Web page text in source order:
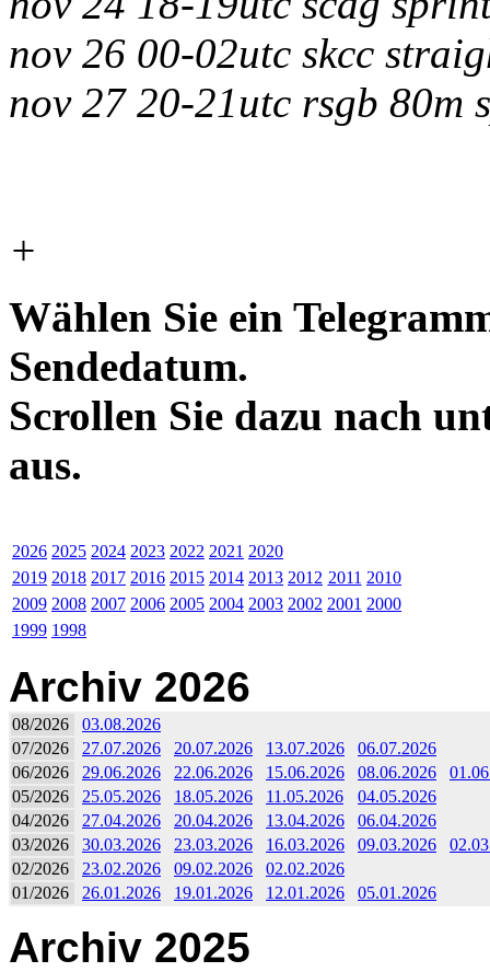
nov 26 00-02utc skcc
nov 27 20-21utc rsgb
+
Wählen Sie ein
Sendedatum.
Scrollen Sie dazu nach
aus.
2026 2025 2024 2023 2022 2021 2020
2019 2018 2017 2016 2015 2014 2013 2012 2011 2010
2009 2008 2007 2006 2005 2004 2003 2002 2001 2000
1999 1998
Archiv 2026
08/2026
03.08.2026
07/2026
27.07.2026 20.07.2026 13.07.2026
06.07.2026
06/2026
29.06.2026 22.06.2026 15.06.2026 08.06.2026
05/2026
25.05.2026 18.05.2026 11.05.2026
04.05.2026
04/2026
27.04.2026 20.04.2026 13.04.2026
06.04.2026
03/2026
30.03.2026 23.03.2026 16.03.2026 09.03.2026
02/2026
23.02.2026 09.02.2026
02.02.2026
01/2026
26.01.2026 19.01.2026 12.01.2026 05.01.2026
Archiv 2025